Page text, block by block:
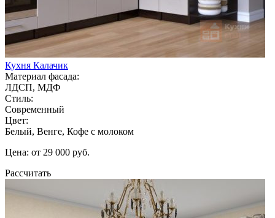
Кухня Калачик
Материал фасада:
ЛДСП, МДФ
Стиль:
Современный
Цвет:
Белый, Венге, Кофе с молоком
Цена: от 29 000 руб.
Рассчитать